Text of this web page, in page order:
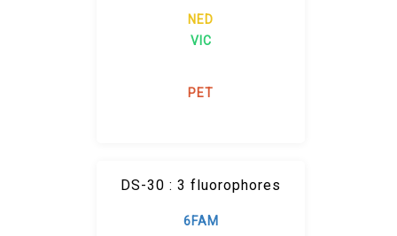
NED
VIC
PET
DS-30 : 3 fluorophores
6FAM